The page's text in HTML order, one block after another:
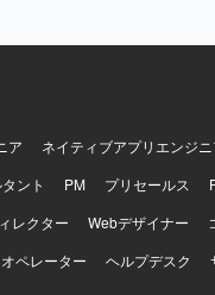
ア ネイティブアプリエンジニ
ント PM プリセールス
レクター Webデザイナー
オペレーター ヘルプデスク